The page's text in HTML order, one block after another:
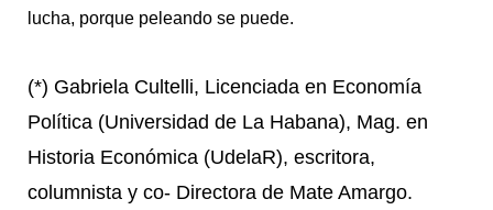
lucha, porque peleando se puede.
(*) Gabriela Cultelli, Licenciada en Economía
Política (Universidad de La Habana), Mag. en
Historia Económica (UdelaR), escritora,
columnista y co- Directora de Mate Amargo.